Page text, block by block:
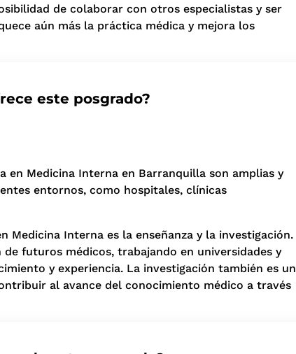
de colaborar con otros especialistas y ser
aún más la práctica médica y mejora los
este posgrado?
en Medicina Interna en Barranquilla son amplias y
entornos, como hospitales, clínicas
Medicina Interna es la enseñanza y la investigación.
futuros médicos, trabajando en universidades y
y experiencia. La investigación también es un
al avance del conocimiento médico a través